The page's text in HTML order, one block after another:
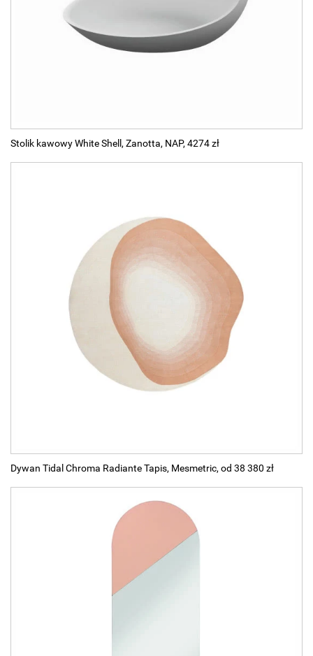
Stolik kawowy White Shell, Zanotta, NAP, 4274 zł
Dywan Tidal Chroma Radiante Tapis, Mesmetric, od 38 380 zł